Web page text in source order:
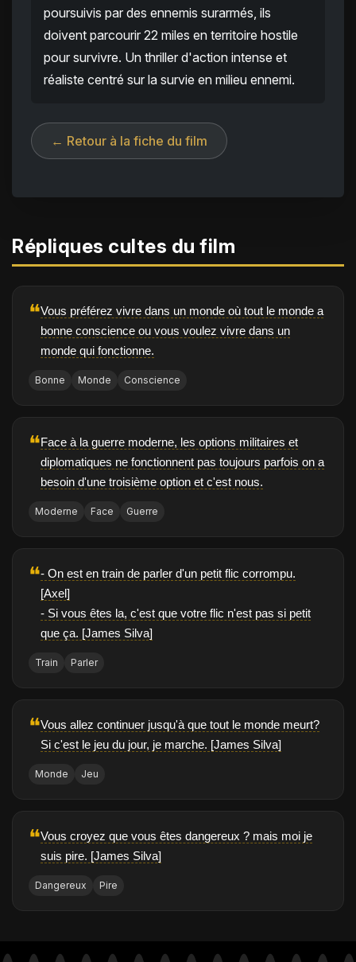
poursuivis par des ennemis surarmés, ils
doivent parcourir 22 miles en territoire hostile
pour survivre. Un thriller d'action intense et
réaliste centré sur la survie en milieu ennemi.
← Retour à la fiche du film
Répliques cultes du film
❝Vous préférez vivre dans un monde où tout le monde a
bonne conscience ou vous voulez vivre dans un
monde qui fonctionne.
Bonne Monde Conscience
❝Face à la guerre moderne, les options militaires et
diplomatiques ne fonctionnent pas toujours parfois on a
besoin d'une troisième option et c'est nous.
Moderne Face Guerre
❝- On est en train de parler d'un petit flic corrompu.
[Axel]
- Si vous êtes la, c'est que votre flic n'est pas si petit
que ça. [James Silva]
Train Parler
❝Vous allez continuer jusqu'à que tout le monde meurt?
Si c'est le jeu du jour, je marche. [James Silva]
Monde Jeu
❝Vous croyez que vous êtes dangereux ? mais moi je
suis pire. [James Silva]
Dangereux Pire